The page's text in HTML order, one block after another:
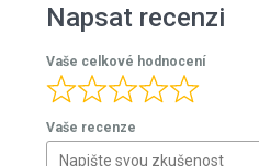
Napsat recenzi
Vaše celkové hodnocení
Vaše recenze